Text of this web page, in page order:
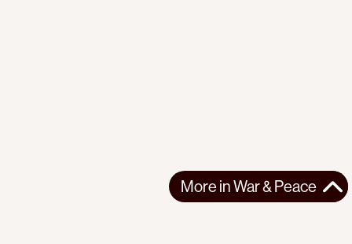
More inWar & Peace